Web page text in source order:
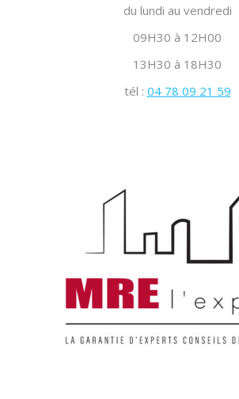
du lundi au vendredi
09H30 à 12H00
13H30 à 18H30
tél : 04 78 09 21 59